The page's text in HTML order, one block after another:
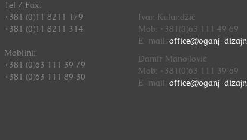
Tel / Fax:
+381 (0)11 8211 179
+381 (0)11 8211 314
Mobilni:
+381 (0)63 111 39 79
+381 (0)63 111 89 30
Ivan Kulundžić
Mob: +381(0)63 111 49 69
E-mail: office@oganj-dizajn.
Damir Manojlović
Mob: +381(0)63 111 39 69
E-mail: office@oganj-dizajn.